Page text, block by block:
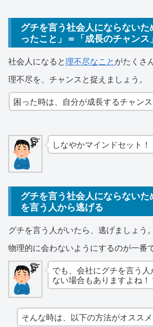
グチを言う社会人にならない
ったこと」＝「成長のチャンス
社会人になると理不尽なことがたくさ
理不尽を、チャンスと捉えましょう。
困った時は、自分が成長するチャンス
しなやかマインドセット！
グチを言う社会人にならない
を言う人から逃げる
グチを言う人がいたら、逃げましょう。
物理的に会わないようにするのが一番で
でも、会社にグチを言う
ない場合もありますよね！
そんな時は、以下の方法がオススメ